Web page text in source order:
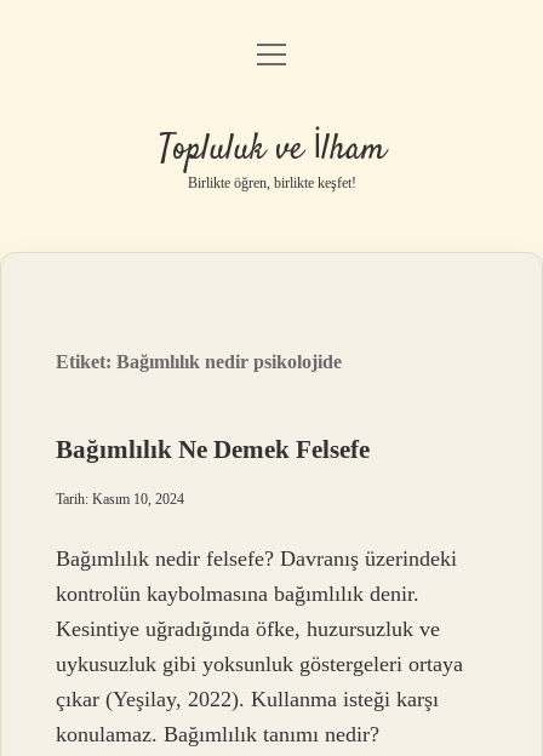
Anasayfa
Gizlilik Politikası
Yasal Uyarı
menüyü
Topluluk ve İlham
Birlikte öğren, birlikte keşfet!
Etiket:Bağımlılık nedir psikolojide
Bağımlılık Ne Demek Felsefe
Tarih: Kasım 10, 2024
Bağımlılık nedir felsefe? Davranış üzerindeki
kontrolün kaybolmasına bağımlılık denir.
Kesintiye uğradığında öfke, huzursuzluk ve
uykusuzluk gibi yoksunluk göstergeleri ortaya
çıkar (Yeşilay, 2022). Kullanma isteği karşı
konulamaz. Bağımlılık tanımı nedir?